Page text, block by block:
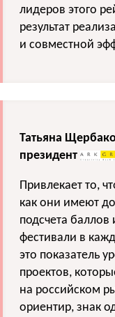
лидеров этого
результат
и совместной
Татьяна
президент
Привлекает то,
как они имеют
подсчета
фестивали в
это показатель
проектов,
на российском
ориентир, знак